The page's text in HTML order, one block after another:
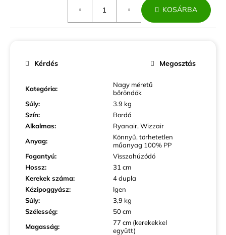
KOSÁRBA
Kategória:
Nagy méretű
bőröndök
Súly:
3.9 kg
Szín:
Bordó
Alkalmas:
Ryanair, Wizzair
Anyag:
Könnyű, törhetetlen
műanyag 100% PP
Fogantyú:
Visszahúzódó
Hossz:
31 cm
Kerekek száma:
4 dupla
Kézipoggyász:
Igen
Súly:
3,9 kg
Szélesség:
50 cm
Magasság:
77 cm (kerekekkel
együtt)
Kérdés Megosztás